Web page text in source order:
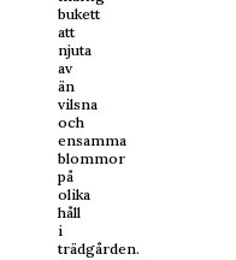
bukett
att
njuta
av
än
vilsna
och
ensamma
blommor
på
olika
håll
i
trädgården.